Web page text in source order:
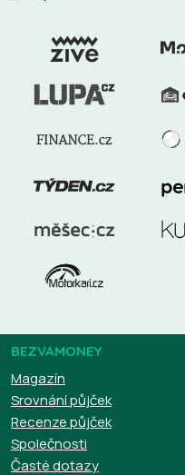
BEZVAMONEY
Magazín
Srovnání půjček
Recenze půjček
Společnosti
Časté dotazy